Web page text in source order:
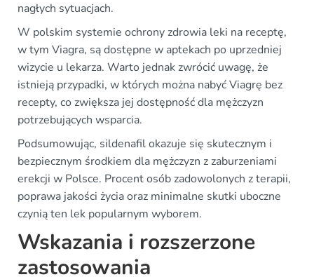
nagłych sytuacjach.
W polskim systemie ochrony zdrowia leki na receptę,
w tym Viagra, są dostępne w aptekach po uprzedniej
wizycie u lekarza. Warto jednak zwrócić uwagę, że
istnieją przypadki, w których można nabyć Viagrę bez
recepty, co zwiększa jej dostępność dla mężczyzn
potrzebujących wsparcia.
Podsumowując, sildenafil okazuje się skutecznym i
bezpiecznym środkiem dla mężczyzn z zaburzeniami
erekcji w Polsce. Procent osób zadowolonych z terapii,
poprawa jakości życia oraz minimalne skutki uboczne
czynią ten lek popularnym wyborem.
Wskazania i rozszerzone
zastosowania